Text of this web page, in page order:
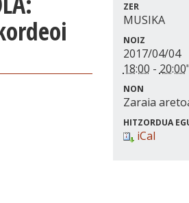
ZER
MUSIKA
NOIZ
2017/04/04
18:00 - 20:00"
NON
Zaraia
HITZORDUA
iCal